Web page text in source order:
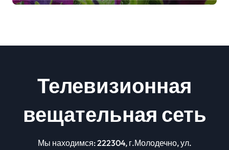
Телевизионная
вещательная сеть
Мы находимся: 222304, г.Молодечно, ул.